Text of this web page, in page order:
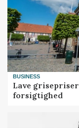
BUSINESS
Lave
forsigtighed